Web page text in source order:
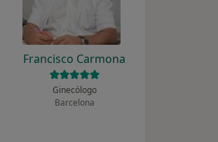
Francisco Carmona
Ginecólogo
Barcelona